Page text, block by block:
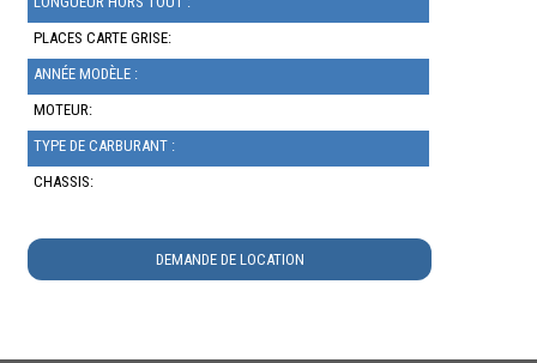
PLACES CARTE GRISE:
ANNÉE MODÈLE :
MOTEUR:
TYPE DE CARBURANT :
CHASSIS:
DEMANDE DE LOCATION